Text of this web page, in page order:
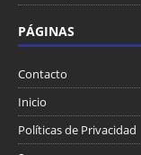
PÁGINAS
Contacto
Inicio
Políticas de Privacidad